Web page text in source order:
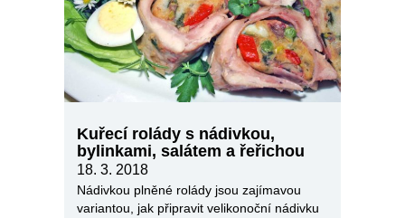
Kuřecí rolády s nádivkou,
bylinkami, salátem a řeřichou
18. 3. 2018
Nádivkou plněné rolády jsou zajímavou
variantou, jak připravit velikonoční nádivku